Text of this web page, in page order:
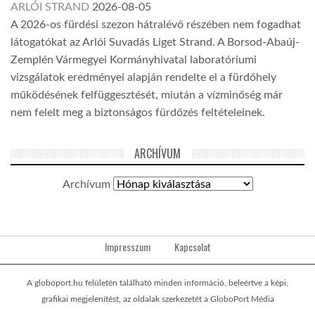
ARLÓI STRAND 2026-08-05
A 2026-os fürdési szezon hátralévő részében nem fogadhat
látogatókat az Arlói Suvadás Liget Strand. A Borsod-Abaúj-
Zemplén Vármegyei Kormányhivatal laboratóriumi
vizsgálatok eredményei alapján rendelte el a fürdőhely
működésének felfüggesztését, miután a vízminőség már
nem felelt meg a biztonságos fürdőzés feltételeinek.
ARCHÍVUM
Archívum
Impresszum Kapcsolat
A globoport.hu felületén található minden információ, beleértve a képi,
grafikai megjelenítést, az oldalak szerkezetét a GloboPort Média